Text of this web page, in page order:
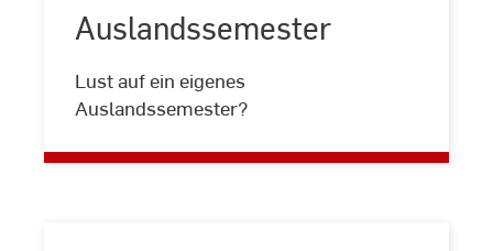
Auslandssemester
Lust auf ein eigenes
Auslandssemester?